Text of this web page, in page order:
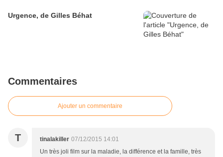
Urgence, de Gilles Béhat
Commentaires
Ajouter un commentaire
T tinalakiller 07/12/2015 14:01
Un très joli film sur la maladie, la différence et la famille, très